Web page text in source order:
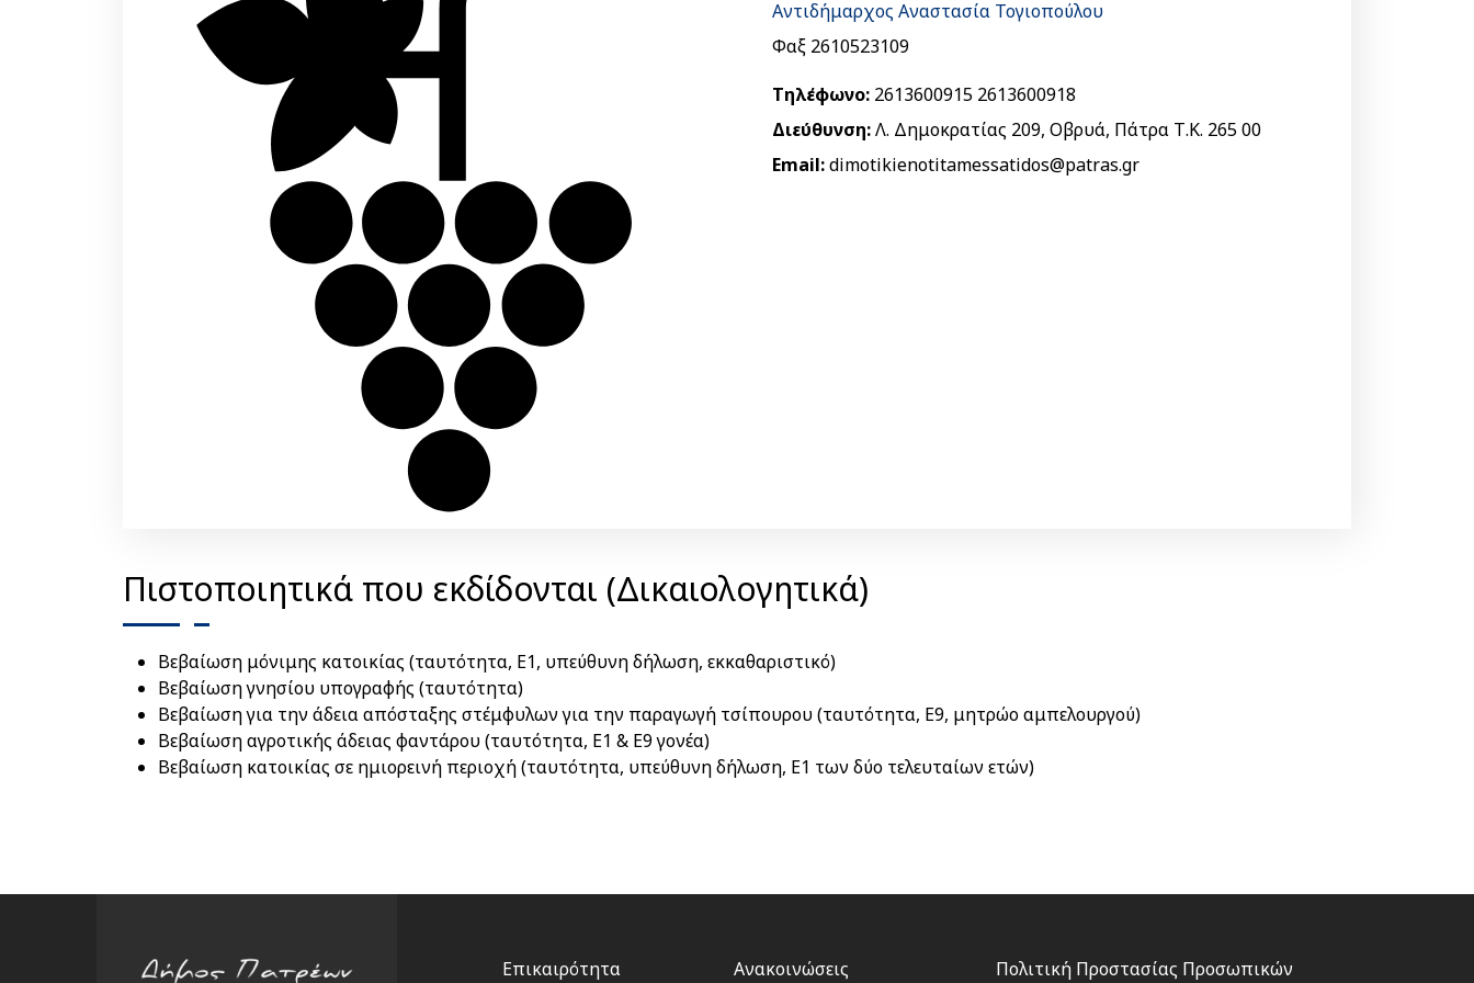
Αντιδήμαρχος Αναστασία Τογιοπούλου
Φαξ 2610523109
Τηλέφωνο: 2613600915 2613600918
Διεύθυνση:Λ. Δημοκρατίας 209, Οβρυά, Πάτρα Τ.Κ. 265 00
Email:dimotikienotitamessatidos@patras.gr
Πιστοποιητικά που εκδίδονται (Δικαιολογητικά)
Βεβαίωση μόνιμης κατοικίας (ταυτότητα, Ε1, υπεύθυνη δήλωση, εκκαθαριστικό)
Βεβαίωση γνησίου υπογραφής (ταυτότητα)
Βεβαίωση για την άδεια απόσταξης στέμφυλων για την παραγωγή τσίπουρου (ταυτότητα, Ε9, μητρώο αμπελουργού)
Βεβαίωση αγροτικής άδειας φαντάρου (ταυτότητα, Ε1 & Ε9 γονέα)
Βεβαίωση κατοικίας σε ημιορεινή περιοχή (ταυτότητα, υπεύθυνη δήλωση, Ε1 των δύο τελευταίων ετών)
Footer
Επικαιρότητα
Footer
Ανακοινώσεις
Footer
Πολιτική Προστασίας Προσωπικών